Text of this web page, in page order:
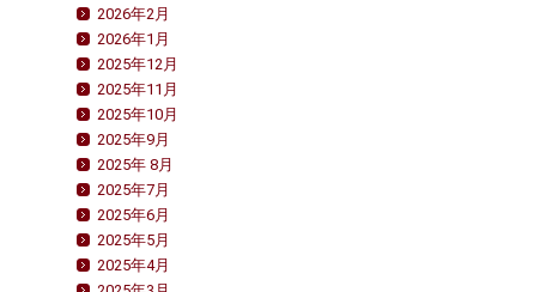
2026年2月
2026年1月
2025年12月
2025年11月
2025年10月
2025年9月
2025年 8月
2025年7月
2025年6月
2025年5月
2025年4月